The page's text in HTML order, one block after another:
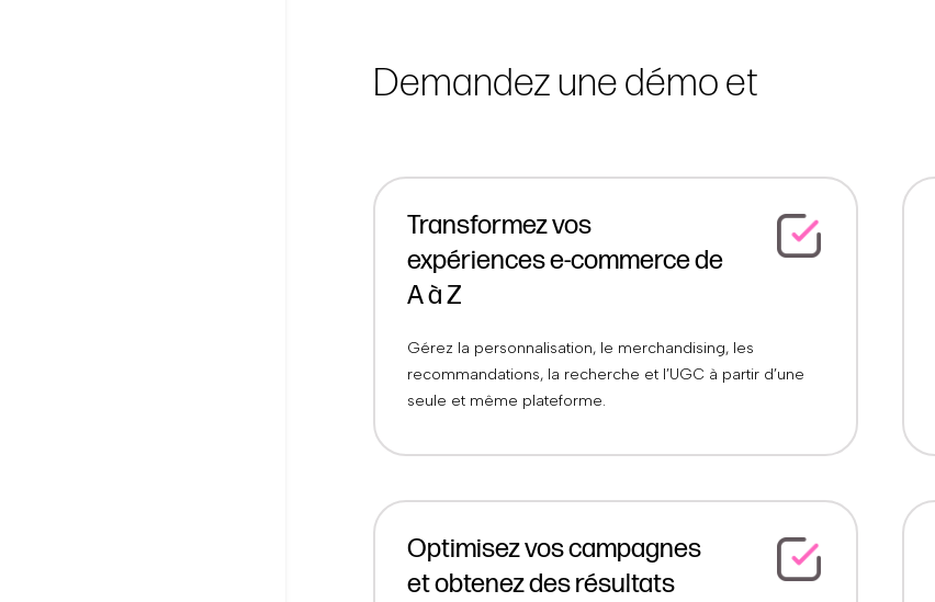
Demandez une démo et
Transformez vos
expériences e-commerce de
A à Z
Gérez la personnalisation, le merchandising, les
recommandations, la recherche et l’UGC à partir d’une
seule et même plateforme.
Optimisez vos campagnes
et obtenez des résultats